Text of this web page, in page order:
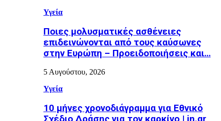
Υγεία
Ποιες μολυσματικές ασθένειες
επιδεινώνονται από τους καύσωνες
στην Ευρώπη – Προειδοποιήσεις και…
5 Αυγούστου, 2026
Υγεία
10 μήνες χρονοδιάγραμμα για Εθνικό